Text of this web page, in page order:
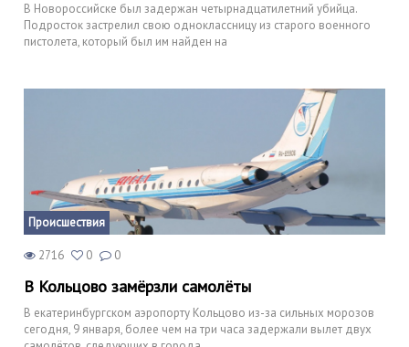
В Новороссийске был задержан четырнадцатилетний убийца.
Подросток застрелил свою одноклассницу из старого военного
пистолета, который был им найден на
Происшествия
2716 0 0
В Кольцово замёрзли самолёты
В екатеринбургском аэропорту Кольцово из-за сильных морозов
сегодня, 9 января, более чем на три часа задержали вылет двух